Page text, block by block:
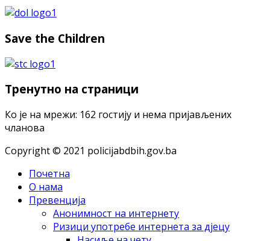
Save the Children
Тренутно на страници
Ко је на мрежи: 162 гостију и нема пријављених
чланова
Copyright © 2021 policijabdbih.gov.ba
Почетна
O нама
Прeвeнциja
Aнoнимнoст нa интeрнeту
Ризици упoтрeбe интeрнeтa зa дjeцу